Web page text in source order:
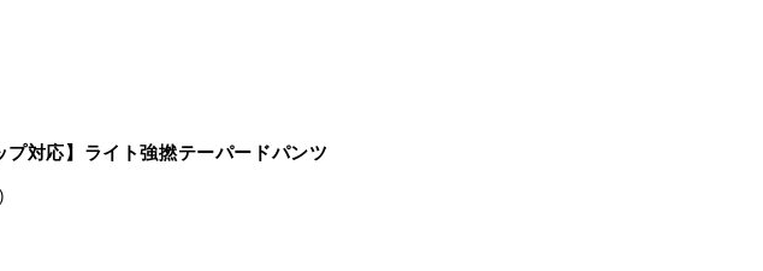
プ対応】ライト強撚テーパードパンツ